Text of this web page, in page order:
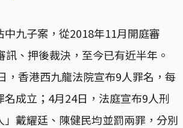
九子案，從2018年11月開庭審
訊、押後裁決，至今已有近半年。
，香港西九龍法院宣布9人罪名，每
名成立；4月24日，法庭宣布9人刑
戴耀廷、陳健民均並罰兩罪，分別